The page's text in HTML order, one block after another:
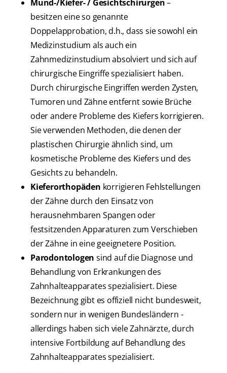
Mund-/Kiefer- / Gesichtschirurgen–
besitzen eine so genannte
Doppelapprobation, d.h., dass sie sowohl ein
Medizinstudium als auch ein
Zahnmedizinstudium absolviert und sich auf
chirurgische Eingriffe spezialisiert haben.
Durch chirurgische Eingriffen werden Zysten,
Tumoren und Zähne entfernt sowie Brüche
oder andere Probleme des Kiefers korrigieren.
Sie verwenden Methoden, die denen der
plastischen Chirurgie ähnlich sind, um
kosmetische Probleme des Kiefers und des
Gesichts zu behandeln.
Kieferorthopäden korrigieren Fehlstellungen
der Zähne durch den Einsatz von
herausnehmbaren Spangen oder
festsitzenden Apparaturen zum Verschieben
der Zähne in eine geeignetere Position.
Parodontologen sind auf die Diagnose und
Behandlung von Erkrankungen des
Zahnhalteapparates spezialisiert. Diese
Bezeichnung gibt es offiziell nicht bundesweit,
sondern nur in wenigen Bundesländern -
allerdings haben sich viele Zahnärzte, durch
intensive Fortbildung auf Behandlung des
Zahnhalteapparates spezialisiert.